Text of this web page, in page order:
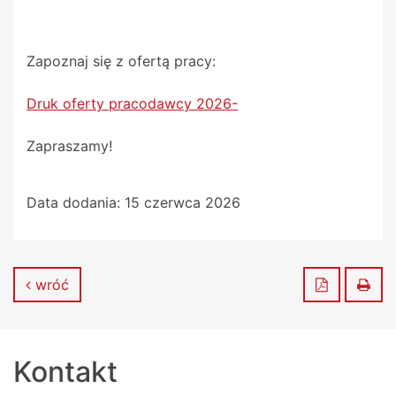
Zapoznaj się z ofertą pracy:
Druk oferty pracodawcy 2026-
Zapraszamy!
Data dodania: 15 czerwca 2026
wróć Zapisz do
Kontakt